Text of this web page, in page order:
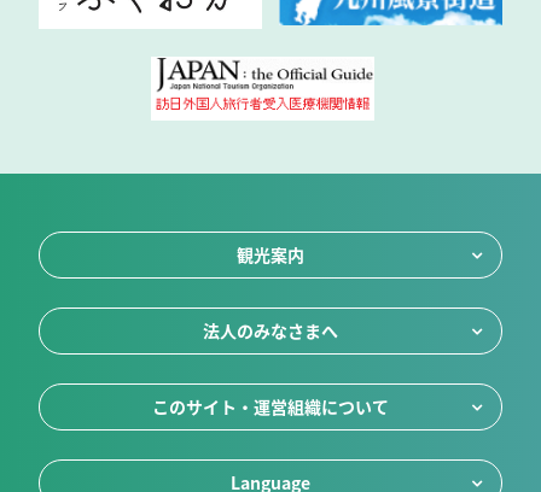
観光案内
法人のみなさまへ
このサイト・運営組織について
Language